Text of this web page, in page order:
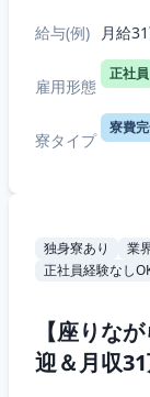
給与(例) 月給
雇用形態
正社員
寮タイプ
寮費
独身寮あり 業
正社員経験なし
【座りな
迎＆月収